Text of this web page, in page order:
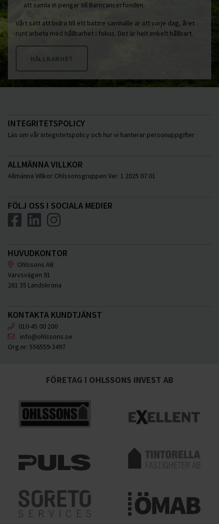
att samla in pengar till Barncancerfonden.
Vårt sätt att bidra till ett bättre samhälle är att varje dag, året
runt arbeta med hållbarhet i fokus. Det är helt enkelt hållbart.
HÅLLBARHET
INTEGRITETSPOLICY
Läs om vår integritetspolicy och hur vi hanterar personuppgifter
ALLMÄNNA VILLKOR
Allmänna Villkor Ohlssonsgruppen Ver. 1 2025 07 01
FÖLJ OSS I SOCIALA MEDIER
HUVUDKONTOR
Ohlssons AB
Varvsvägen 91
261 35 Landskrona
KONTAKTA KUNDTJÄNST
010-45 00 200
info@ohlssons.se
Org.nr: 556559-3497
FÖRETAG I OHLSSONS INVEST AB